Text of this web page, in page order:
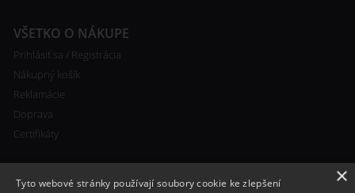
VŠETKO O NÁKUPE
Prihlásiť sa / Registrácia
Nákupný košík
Reklamácie
Doprava
Certifikáty
×
Tyto webové stránky používají soubory cookie ke zlepšení